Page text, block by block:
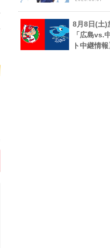
8月8日(土
「広島vs.
ト中継情報